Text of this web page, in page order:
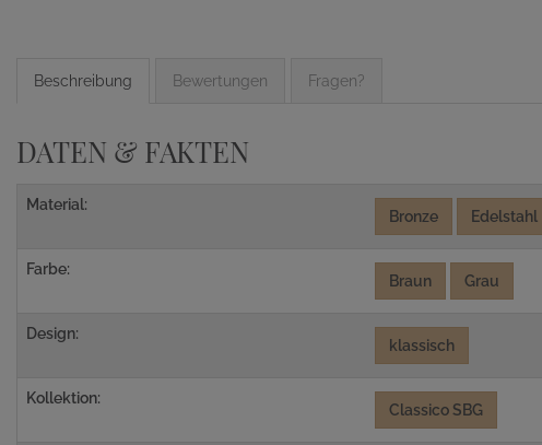
Beschreibung Bewertungen Fragen?
DATEN & FAKTEN
Material:
Bronze Edelstahl
Farbe:
Braun Grau
Design:
klassisch
Kollektion:
Classico SBG